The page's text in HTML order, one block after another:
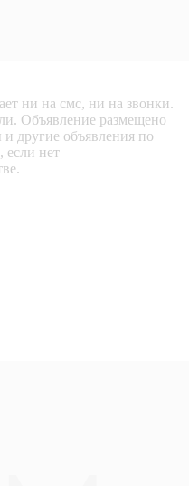
ни на смс, ни на звонки.
Объявление размещено
другие объявления по
если нет